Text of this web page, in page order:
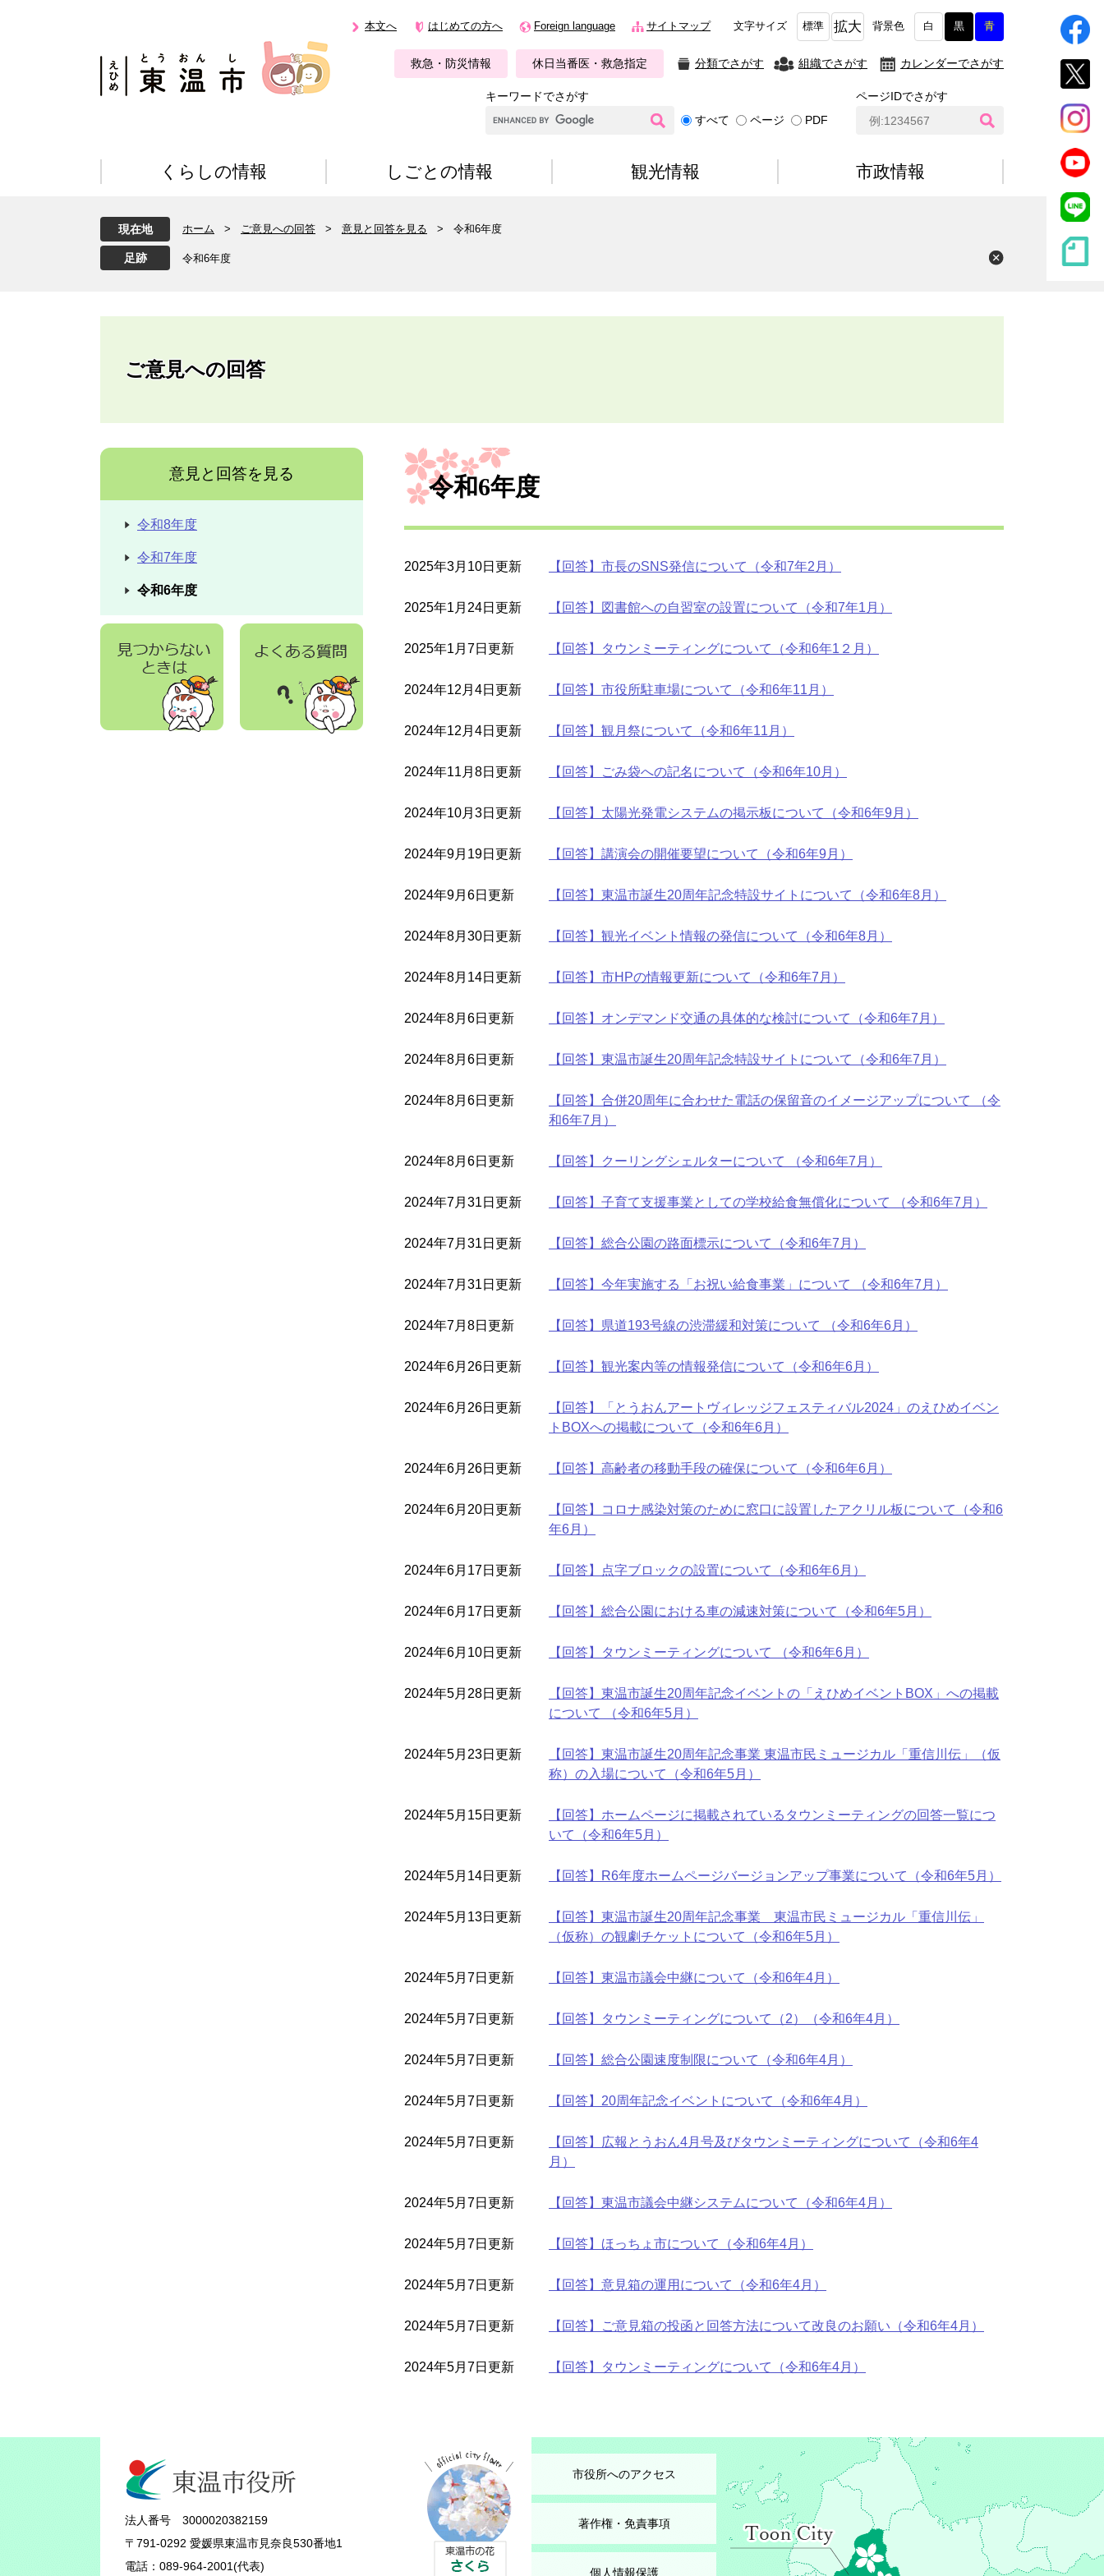
本文へ はじめての方へ Foreign language サイトマップ 文字サイズ 標準 拡大 背景色 白 黒 青
救急・防災情報 休日当番医・救急指定 分類でさがす 組織でさがす カレンダーでさがす
キーワードでさがす
G
g
l
ス
すべて ページ PDF
ページIDでさがす
I
D
くらしの情報 しごとの情報 観光情報 市政情報
現在地 ホーム > ご意見への回答 > 意見と回答を見る > 令和6年度
令和6年度
ご意見への回答
本
文
令和6年度
2025年3月10日更新 【回答】市長のSNS発信について（令和7年2月）
2025年1月24日更新 【回答】図書館への自習室の設置について（令和7年1月）
2025年1月7日更新 【回答】タウンミーティングについて（令和6年1２月）
2024年12月4日更新 【回答】市役所駐車場について（令和6年11月）
2024年12月4日更新 【回答】観月祭について（令和6年11月）
2024年11月8日更新 【回答】ごみ袋への記名について（令和6年10月）
2024年10月3日更新 【回答】太陽光発電システムの掲示板について（令和6年9月）
2024年9月19日更新 【回答】講演会の開催要望について（令和6年9月）
2024年9月6日更新 【回答】東温市誕生20周年記念特設サイトについて（令和6年8月）
2024年8月30日更新 【回答】観光イベント情報の発信について（令和6年8月）
2024年8月14日更新 【回答】市HPの情報更新について（令和6年7月）
2024年8月6日更新 【回答】オンデマンド交通の具体的な検討について（令和6年7月）
2024年8月6日更新 【回答】東温市誕生20周年記念特設サイトについて（令和6年7月）
2024年8月6日更新
【回答】合併20周年に合わせた電話の保留音のイメージアップについて （令
和6年7月）
2024年8月6日更新 【回答】クーリングシェルターについて （令和6年7月）
2024年7月31日更新 【回答】子育て支援事業としての学校給食無償化について （令和6年7月）
2024年7月31日更新 【回答】総合公園の路面標示について（令和6年7月）
2024年7月31日更新 【回答】今年実施する「お祝い給食事業」について （令和6年7月）
2024年7月8日更新 【回答】県道193号線の渋滞緩和対策について （令和6年6月）
2024年6月26日更新 【回答】観光案内等の情報発信について（令和6年6月）
2024年6月26日更新
【回答】「とうおんアートヴィレッジフェスティバル2024」のえひめイベン
トBOXへの掲載について（令和6年6月）
2024年6月26日更新 【回答】高齢者の移動手段の確保について（令和6年6月）
2024年6月20日更新
【回答】コロナ感染対策のために窓口に設置したアクリル板について（令和6
年6月）
2024年6月17日更新 【回答】点字ブロックの設置について（令和6年6月）
2024年6月17日更新 【回答】総合公園における車の減速対策について（令和6年5月）
2024年6月10日更新 【回答】タウンミーティングについて （令和6年6月）
2024年5月28日更新
【回答】東温市誕生20周年記念イベントの「えひめイベントBOX」への掲載
について （令和6年5月）
2024年5月23日更新
【回答】東温市誕生20周年記念事業 東温市民ミュージカル「重信川伝」（仮
称）の入場について（令和6年5月）
2024年5月15日更新
【回答】ホームページに掲載されているタウンミーティングの回答一覧につ
いて（令和6年5月）
2024年5月14日更新 【回答】R6年度ホームページバージョンアップ事業について（令和6年5月）
2024年5月13日更新
【回答】東温市誕生20周年記念事業 東温市民ミュージカル「重信川伝」
（仮称）の観劇チケットについて（令和6年5月）
2024年5月7日更新 【回答】東温市議会中継について（令和6年4月）
2024年5月7日更新 【回答】タウンミーティングについて（2）（令和6年4月）
2024年5月7日更新 【回答】総合公園速度制限について（令和6年4月）
2024年5月7日更新 【回答】20周年記念イベントについて（令和6年4月）
2024年5月7日更新
【回答】広報とうおん4月号及びタウンミーティングについて（令和6年4
月）
2024年5月7日更新 【回答】東温市議会中継システムについて（令和6年4月）
2024年5月7日更新 【回答】ほっちょ市について（令和6年4月）
2024年5月7日更新 【回答】意見箱の運用について（令和6年4月）
2024年5月7日更新 【回答】ご意見箱の投函と回答方法について改良のお願い（令和6年4月）
2024年5月7日更新 【回答】タウンミーティングについて（令和6年4月）
意見と回答を見る
令和8年度
令和7年度
令和6年度
法人番号 3000020382159
〒791-0292 愛媛県東温市見奈良530番地1
電話：089-964-2001(代表)
市役所へのアクセス
著作権・免責事項
個人情報保護